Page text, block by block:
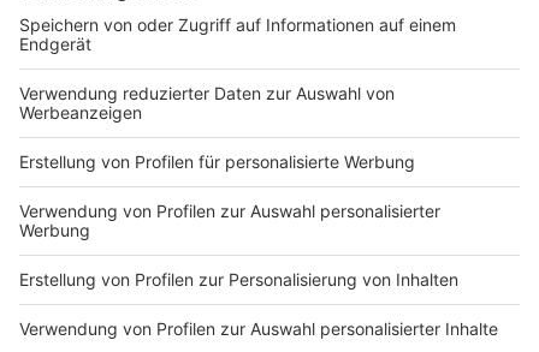
DEINE GEMERKTEN ARTIKEL
Du hast dir noch keine Artikel gemerkt
Markiere sie hierfür mit einem